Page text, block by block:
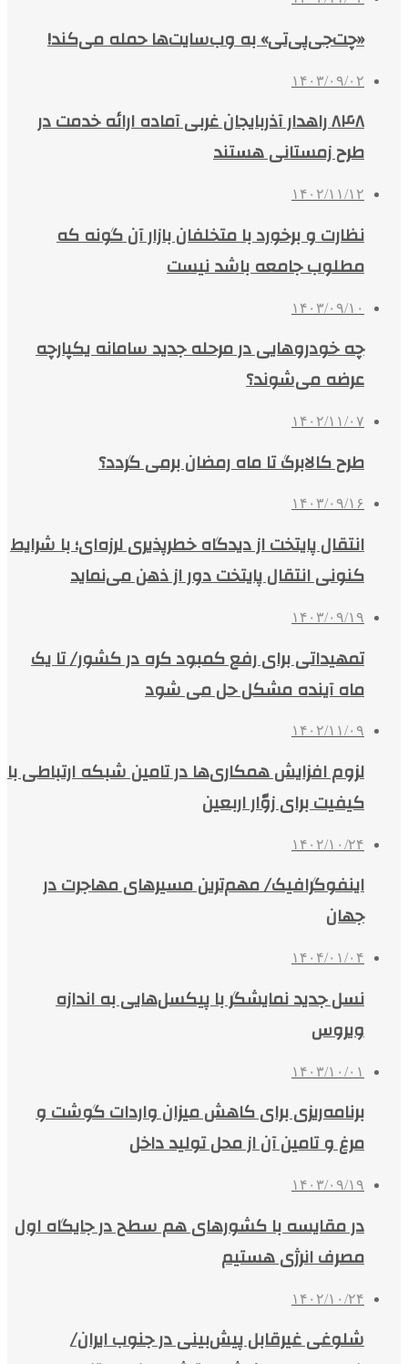
«چت‌جی‌پی‌تی» به وب‌سایت‌ها حمله می‌کند!
۱۴۰۳/۰۹/۰۲
۸۴۸ راهدار آذربایجان غربی آماده ارائه خدمت در
طرح زمستانی هستند
۱۴۰۲/۱۱/۱۲
نظارت و برخورد با متخلفان بازار آن گونه که
مطلوب جامعه باشد نیست
۱۴۰۳/۰۹/۱۰
چه خودروهایی در مرحله جدید سامانه یکپارچه
عرضه می‌شوند؟
۱۴۰۲/۱۱/۰۷
طرح کالابرگ تا ماه رمضان برمی گردد؟
۱۴۰۳/۰۹/۱۶
انتقال پایتخت از دیدگاه خطرپذیری لرزه‌ای؛ با شرایط
کنونی انتقال پایتخت دور از ذهن می‌نماید
۱۴۰۳/۰۹/۱۹
تمهیداتی برای رفع کمبود کره در کشور/ تا یک
ماه آینده مشکل حل می شود
۱۴۰۲/۱۱/۰۹
لزوم افزایش همکاری‌ها در تامین شبکه ارتباطی با
کیفیت برای زوّار اربعین
۱۴۰۲/۱۰/۲۴
اینفوگرافیک/ مهم‌ترین مسیرهای مهاجرت در
جهان
۱۴۰۴/۰۱/۰۴
نسل جدید نمایشگر با پیکسل‌هایی به اندازه
ویروس
۱۴۰۳/۱۰/۰۱
برنامه‌ریزی برای کاهش میزان واردات گوشت و
مرغ و تامین آن از محل تولید داخل
۱۴۰۳/۰۹/۱۹
در مقایسه با کشورهای هم سطح در جایگاه اول
مصرف انرژی هستیم
۱۴۰۲/۱۰/۲۴
شلوغی غیرقابل پیش‌بینی در جنوب ایران/